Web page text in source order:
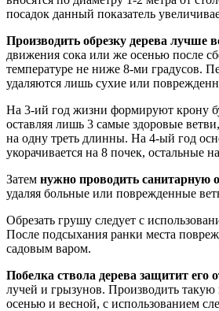
посадок данный показатель
Производить обрезку дерева лучше
движения сока или же осенью после
температуре не ниже 8-ми градусов.
удаляются лишь сухие или
На 3-ий год жизни формируют крону
оставляя лишь 3 самые здоровые
на одну треть длинны. На 4-ый год
укорачивается на 8 почек, остальные
Затем нужно проводить санитарную
удаляя больные или поврежденные
Обрезать грушу следует с
После подсыхания ранки места
садовым варом.
Побелка ствола дерева защитит его
лучей и грызунов. Производить
осенью и весной, с использованием